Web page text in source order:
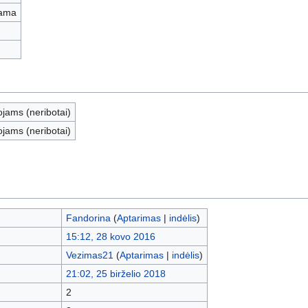
(neribotai)
(neribotai)
Fandorina (Aptarimas| indėlis)
15:12, 28 kovo 2016
Vezimas21 (Aptarimas| indėlis)
21:02, 25 birželio 2018
2